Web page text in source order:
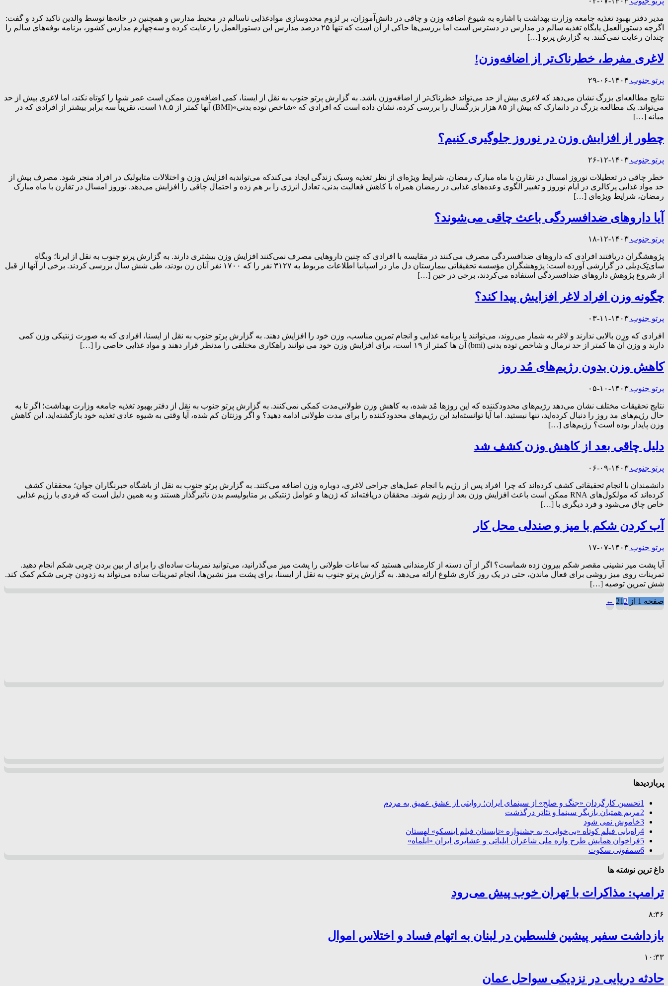
مدیر دفتر بهبود تغذیه جامعه وزارت بهداشت با اشاره به شیوع اضافه وزن و چاقی در دانش‌آموزان، بر لزوم محدوسازی موادغذایی ناسالم در محیط مدارس و همچنین در خانه‌ها توسط والدین تاکید کرد و گفت:
اگرچه دستورالعمل پایگاه تغذیه سالم در مدارس در دسترس است اما بررسی‌ها حاکی از آن است که تنها ۲۵ درصد مدارس این دستورالعمل را رعایت کرده و سه‌چهارم مدارس کشور، برنامه‌ بوفه‌های سالم را
چندان رعایت نمی‌کنند. به گزارش پرتو […]
لاغری مفرط، خطرناک‌تر از اضافه‌وزن!
پرتو جنوب ۱۴۰۴-۰۶-۲۹
نتایج مطالعه‌ای بزرگ نشان می‌دهد که لاغری بیش از حد می‌تواند خطرناک‌تر از اضافه‌وزن باشد. به گزارش پرتو جنوب به نقل از ایسنا، کمی اضافه‌وزن ممکن است عمر شما را کوتاه نکند، اما لاغری بیش از حد
می‌تواند. یک مطالعه بزرگ در دانمارک که بیش از ۸۵ هزار بزرگسال را بررسی کرده، نشان داده است که افرادی که «شاخص توده بدنی»(BMI) آنها کمتر از ۱۸.۵ است، تقریباً سه برابر بیشتر از افرادی که در
میانه […]
چطور از افزایش وزن در نوروز جلوگیری کنیم؟
پرتو جنوب ۱۴۰۳-۱۲-۲۶
خطر چاقی در تعطیلات نوروز امسال در تقارن با ماه مبارک رمضان، شرایط ویژه‌ای از نظر تغذیه وسبک زندگی ایجاد می‌کندکه می‌تواندبه افزایش وزن و اختلالات متابولیک در افراد منجر شود. مصرف بیش از
حد مواد غذایی پرکالری در ایام نوروز و تغییر الگوی وعده‌های غذایی در رمضان همراه با کاهش فعالیت بدنی، تعادل انرژی را بر هم زده و احتمال چاقی را افزایش می‌دهد. نوروز امسال در تقارن با ماه مبارک
رمضان، شرایط ویژه‌ای […]
آیا دارو‌های ضدافسردگی باعث چاقی می‌شوند؟
پرتو جنوب ۱۴۰۳-۱۲-۱۸
پژوهشگران دریافتند افرادی که دارو‌های ضدافسردگی مصرف می‌کنند در مقایسه با افرادی که چنین دارو‌هایی مصرف نمی‌کنند افزایش وزن بیشتری دارند. به گزارش پرتو جنوب به نقل از ایرنا؛ وبگاه
سای‌تِک‌دِیلی در گزارشی آورده است: پژوهشگران مؤسسه تحقیقاتی بیمارستان دل مار در اسپانیا اطلاعات مربوط به ۳۱۲۷ نفر را که ۱۷۰۰ نفر آنان زن بودند، طی شش سال بررسی کردند. برخی از آنها از قبل
از شروع پژوهش دارو‌های ضدافسردگی استفاده می‌کردند، برخی در حین […]
چگونه وزن افراد لاغر افزایش پیدا کند؟
پرتو جنوب ۱۴۰۳-۱۱-۰۳
افرادی که وزن بالایی ندارند و لاغر به شمار می‌روند، می‌توانند با برنامه غذایی و انجام تمرین مناسب، وزن خود را افزایش دهند. به گزارش پرتو جنوب به نقل از ایسنا، افرادی که به صورت ژنتیکی وزن کمی
دارند و وزن آن ها کمتر از حد نرمال و شاخص توده بدنی (bmi) آن ها کمتر از ۱۹ است، برای افزایش وزن خود می توانند راهکاری مختلفی را مدنظر قرار دهند و مواد غذایی خاصی را […]
کاهش وزن بدون رژیم‌های مُد روز
پرتو جنوب ۱۴۰۳-۱۰-۰۵
نتایج تحقیقات مختلف نشان می‌دهد رژیم‌های محدودکننده که این روز‌ها مُد شده، به کاهش وزن طولانی‌مدت کمکی نمی‌کنند. به گزارش پرتو جنوب به نقل از دفتر بهبود تغذیه جامعه وزارت بهداشت؛ اگر تا به
حال رژیم‌های مد روز را دنبال کرده‌اید، تنها نیستید. اما آیا توانسته‌اید این رژیم‌های محدودکننده را برای مدت طولانی ادامه دهید؟ و اگر وزنتان کم شده، آیا وقتی به شیوه عادی تغذیه خود بازگشته‌اید، این کاهش
وزن پایدار بوده است؟ رژیم‌های […]
دلیل چاقی بعد از کاهش وزن کشف شد
پرتو جنوب ۱۴۰۳-۰۹-۰۶
دانشمندان با انجام تحقیقاتی کشف کرده‌اند که چرا افراد پس از رژیم یا انجام عمل‌های جراحی لاغری، دوباره وزن اضافه می‌کنند. به گزارش پرتو جنوب به نقل از باشگاه خبرنگاران جوان؛ محققان کشف
کرده‌اند که مولکول‌های RNA ممکن است باعث افزایش وزن بعد از رژیم شوند. محققان دریافته‌اند که ژن‌ها و عوامل ژنتیکی بر متابولیسم بدن تاثیرگذار هستند و به همین دلیل است که فردی با رژیم غذایی
خاص چاق می‌شود و فرد دیگری با […]
آب کردن شکم با میز و صندلی محل کار
پرتو جنوب ۱۴۰۳-۰۷-۱۷
آیا پشت میز نشینی مقصر شکم بیرون زده شماست؟ اگر از آن دسته از کارمندانی هستید که ساعات طولانی را پشت میز می‌گذرانید، می‌توانید تمرینات ساده‌ای را برای از بین بردن چربی شکم انجام دهید.
تمرینات روی میز روشی برای فعال ماندن، حتی در یک روز کاری شلوغ ارائه می‌دهد. به گزارش پرتو جنوب به نقل از ایسنا، برای پشت میز نشین‌ها، انجام تمرینات ساده می‌تواند به زدودن چربی شکم کمک کند.
شش تمرین توصیه […]
صفحه 1 از 2 12
←
پربازدیدها
1تحسین کارگردان «جنگ و صلح» از سینمای ایران؛ روایتی از عشق عمیق به مردم
2مریم همتیان بازیگر سینما و تئاتر درگذشت
3خاموش نمی شود
4راه‌یابی فیلم کوتاه «بی‌خوابی» به جشنواره «تابستان فیلم اینسکو» لهستان
5فراخوان همایش طرح واره ملی شاعران ایلیاتی و عشایری ایران «ایلماه»
6سمفونی سکوت
داغ ترین نوشته ها
ترامپ: مذاکرات با تهران خوب پیش می‌رود
۸:۳۶
بازداشت سفیر پیشین فلسطین در لبنان به اتهام فساد و اختلاس اموال
۱۰:۳۳
حادثه دریایی در نزدیکی سواحل عمان